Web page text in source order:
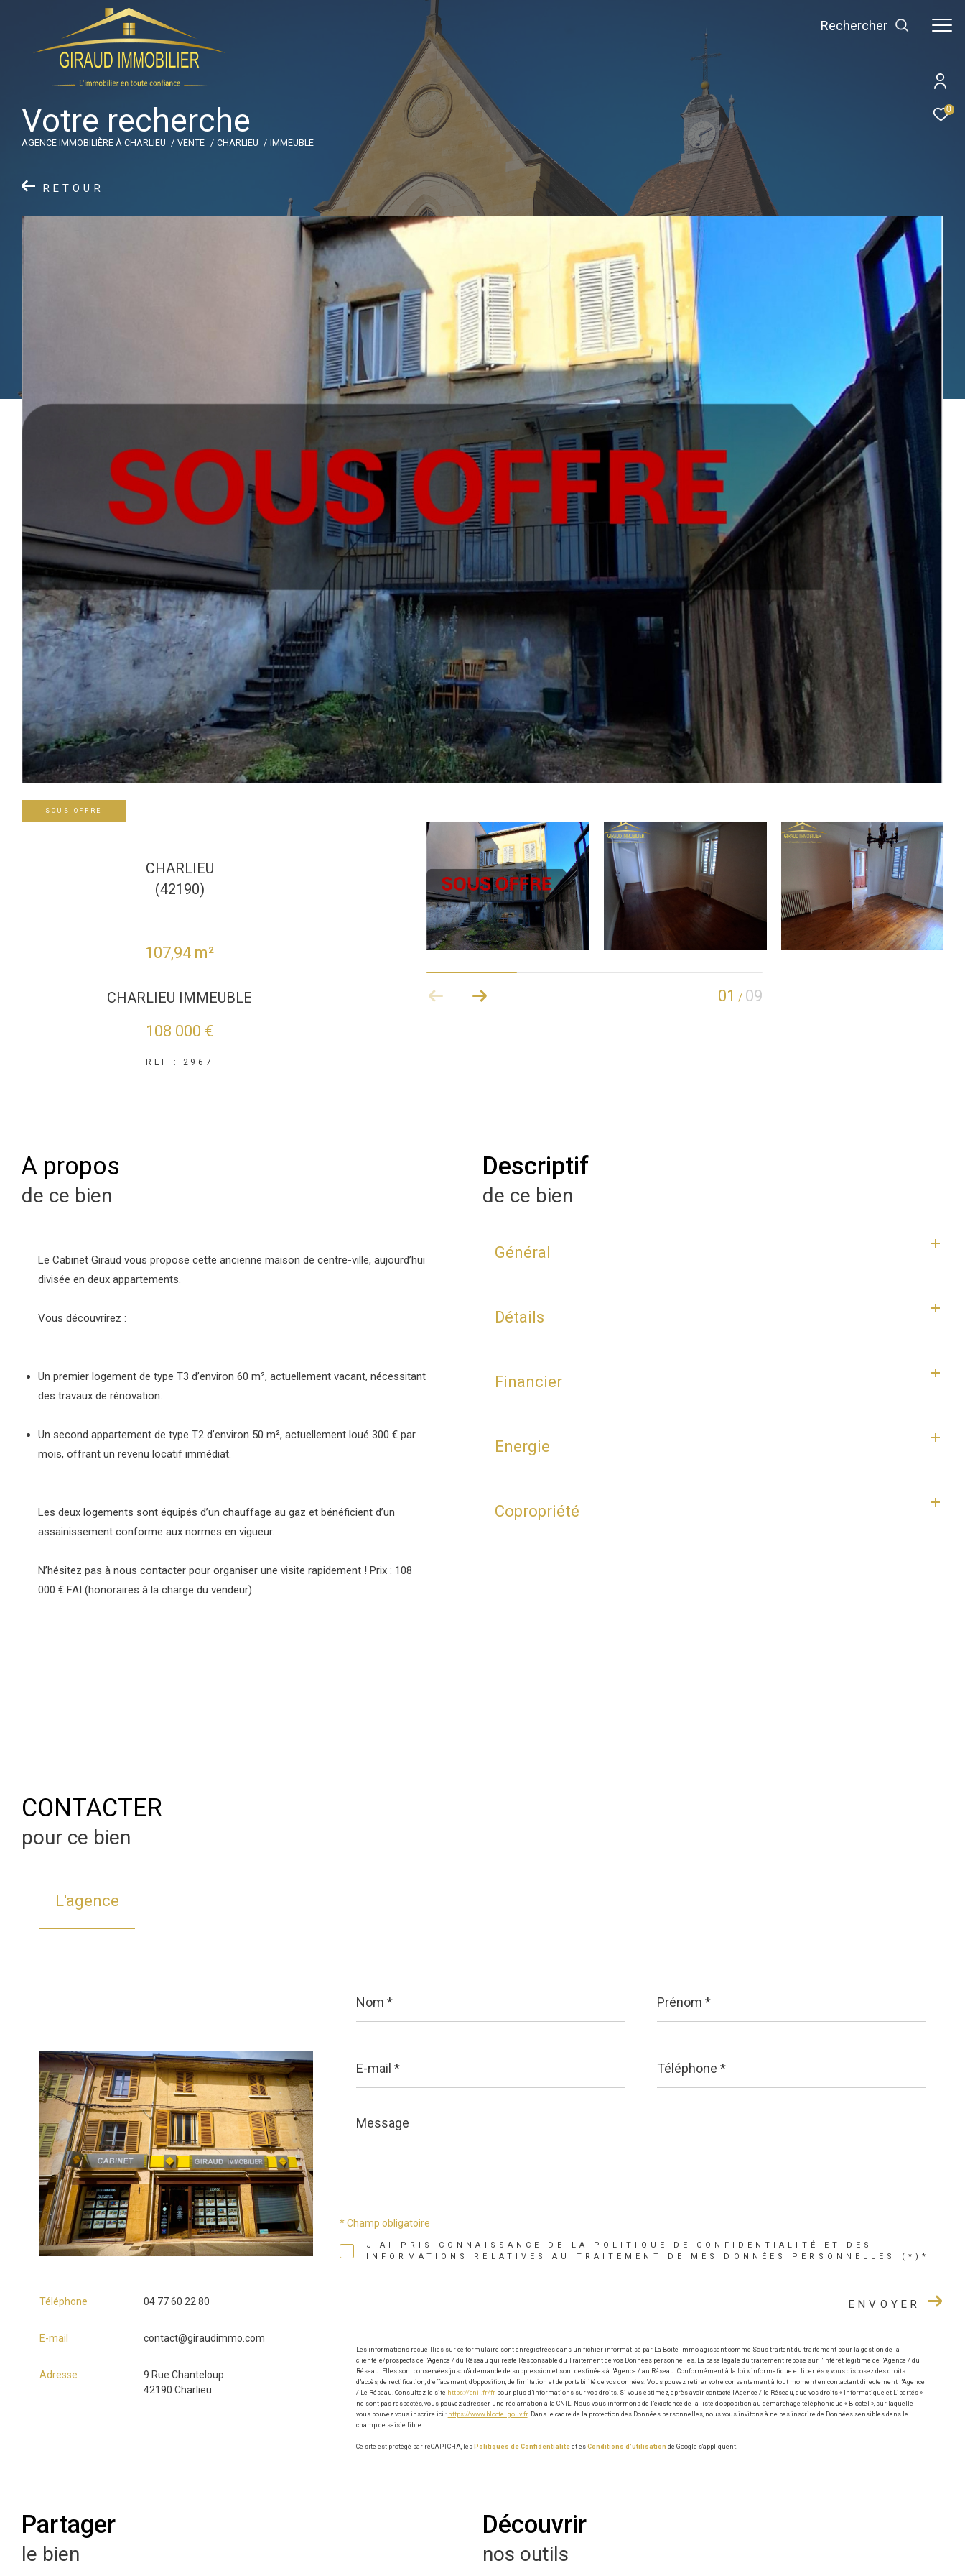
0
Rechercher
Votre recherche
AGENCE IMMOBILIÈRE À CHARLIEU VENTE CHARLIEU IMMEUBLE
RETOUR
SOUS-OFFRE
01 / 09
CHARLIEU
(42190)
107,94 m²
CHARLIEU IMMEUBLE
108 000 €
REF : 2967
a propos
de ce bien
Le Cabinet Giraud vous propose cette ancienne maison de centre-ville, aujourd’hui
divisée en deux appartements.
Vous découvrirez :
Un premier logement de type T3 d’environ 60 m², actuellement vacant, nécessitant
des travaux de rénovation.
Un second appartement de type T2 d’environ 50 m², actuellement loué 300 € par
mois, offrant un revenu locatif immédiat.
Les deux logements sont équipés d’un chauffage au gaz et bénéficient d’un
assainissement conforme aux normes en vigueur.
N’hésitez pas à nous contacter pour organiser une visite rapidement ! Prix : 108
000 € FAI (honoraires à la charge du vendeur)
descriptif
de ce bien
Général
Détails
Financier
Energie
Copropriété
CONTACTER
pour ce bien
L'agence
Téléphone 04 77 60 22 80
E-mail contact@giraudimmo.com
Adresse
9 Rue Chanteloup
42190 Charlieu
*
*
mail
*
*
Message
*
J'AI PRIS CONNAISSANCE DE LA POLITIQUE DE CONFIDENTIALITÉ ET DES
INFORMATIONS RELATIVES AU TRAITEMENT DE MES DONNÉES PERSONNELLES (*)*
* Champ obligatoire
ENVOYER
Les informations recueillies sur ce formulaire sont enregistrées dans un fichier informatisé par La Boite Immo agissant comme Sous-traitant du traitement pour la gestion de la
clientèle/prospects de l'Agence / du Réseau qui reste Responsable du Traitement de vos Données personnelles. La base légale du traitement repose sur l'intérêt légitime de l'Agence / du
Réseau. Elles sont conservées jusqu'à demande de suppression et sont destinées à l'Agence / au Réseau. Conformément à la loi « informatique et libertés », vous disposez des droits
d’accès, de rectification, d’effacement, d’opposition, de limitation et de portabilité de vos données. Vous pouvez retirer votre consentement à tout moment en contactant directement l’Agence
/ Le Réseau. Consultez le site https://cnil.fr/frpour plus d’informations sur vos droits. Si vous estimez, après avoir contacté l'Agence / le Réseau, que vos droits « Informatique et Libertés »
ne sont pas respectés, vous pouvez adresser une réclamation à la CNIL. Nous vous informons de l’existence de la liste d'opposition au démarchage téléphonique « Bloctel », sur laquelle
vous pouvez vous inscrire ici : https://www.bloctel.gouv.fr. Dans le cadre de la protection des Données personnelles, nous vous invitons à ne pas inscrire de Données sensibles dans le
champ de saisie libre.
Ce site est protégé par reCAPTCHA, les Politiques de Confidentialitéet es Conditions d'utilisation de Google s'appliquent.
partager
le bien
découvrir
nos outils